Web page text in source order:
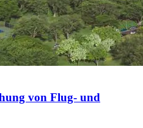
von Flug- und